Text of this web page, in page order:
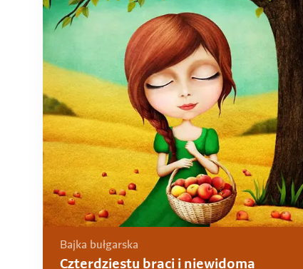
Bajka bułgarska
Czterdziestu braci i niewidoma